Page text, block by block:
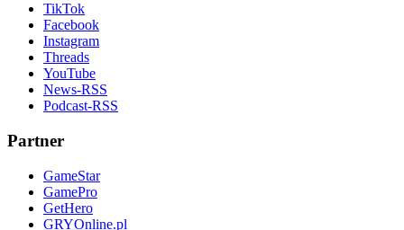
TikTok
Facebook
Instagram
Threads
YouTube
News-RSS
Podcast-RSS
Partner
GameStar
GamePro
GetHero
GRYOnline.pl